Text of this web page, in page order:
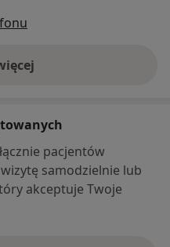
adresie
pacjentów
samodzielnie lub
akceptuje Twoje